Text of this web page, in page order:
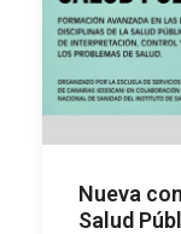
Nueva
Salud